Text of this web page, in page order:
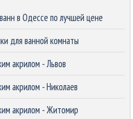
в Одессе по лучшей цене
для ванной комнаты
акрилом - Львов
акрилом - Николаев
акрилом - Житомир